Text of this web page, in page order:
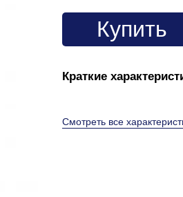
Купить
Краткие
Смотреть все